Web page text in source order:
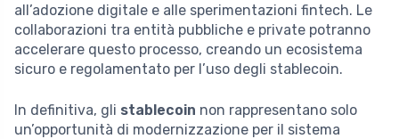
all’adozione digitale e alle sperimentazioni fintech. Le
collaborazioni tra entità pubbliche e private potranno
accelerare questo processo, creando un ecosistema
sicuro e regolamentato per l’uso degli stablecoin.
In definitiva, gli stablecoin non rappresentano solo
un’opportunità di modernizzazione per il sistema